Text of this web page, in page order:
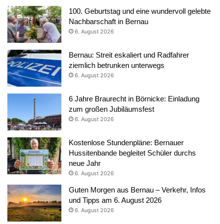
100. Geburtstag und eine wundervoll gelebte
Nachbarschaft in Bernau
6. August 2026
Bernau: Streit eskaliert und Radfahrer
ziemlich betrunken unterwegs
6. August 2026
6 Jahre Braurecht in Börnicke: Einladung
zum großen Jubiläumsfest
6. August 2026
Kostenlose Stundenpläne: Bernauer
Hussitenbande begleitet Schüler durchs
neue Jahr
6. August 2026
Guten Morgen aus Bernau – Verkehr, Infos
und Tipps am 6. August 2026
6. August 2026